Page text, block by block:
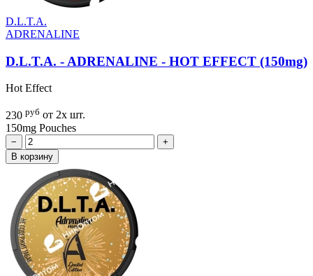
D.L.T.A.
ADRENALINE
D.L.T.A. - ADRENALINE - HOT EFFECT (150mg)
Hot Effect
230 руб от 2х шт.
150mg Pouches
−
+
В корзину